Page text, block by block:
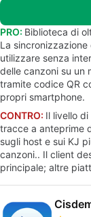
PRO: Biblioteca di
La
utilizzare senza
delle canzoni su un
tramite codice QR
propri smartphone.
CONTRO: Il livello
tracce a anteprime
sugli host e sui KJ
canzoni.. Il client
principale; altre